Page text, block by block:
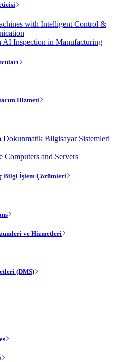
with Intelligent Control &
AI Inspection in Manufacturing
Hizmeti
Dokunmatik Bilgisayar Sistemleri
Computers and Servers
Bilgi İşlem Çözümleri
ve Hizmetleri
(DMS)